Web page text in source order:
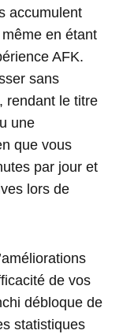
accumulent
en étant
AFK.
sans
rendant le titre
une
que vous
par jour et
lors de
de vos
débloque de
statistiques